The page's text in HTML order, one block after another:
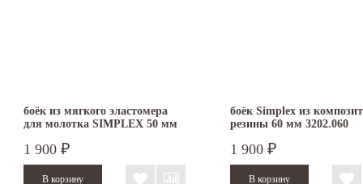
боёк из мягкого эластомера
для молотка SIMPLEX 50 мм
1 900 ₽
боёк Simplex из
резины 60 мм 3202.060
1 900 ₽